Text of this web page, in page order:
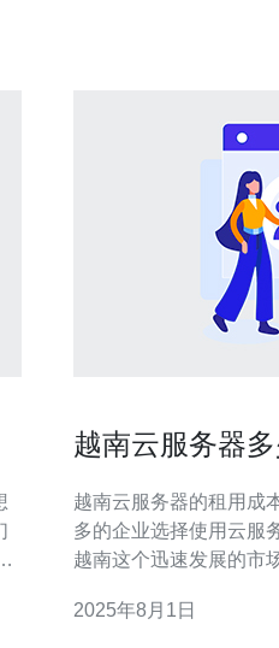
越南云服务器
越南云服务器的租用成本解析 在当今数字化时
多的企业选择使用云服
越南这个迅速发展的市
租用成本，帮助您做出明智的决策。
2025年8月1日